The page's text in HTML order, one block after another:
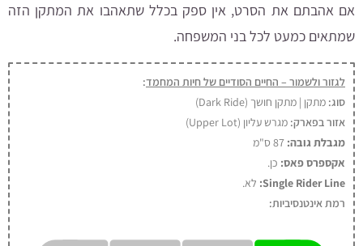
אם אהבתם את הסרט, אין ספק בכלל שתאהבו את המתקן הזה
שמתאים כמעט לכל בני המשפחה.
לגזור ולשמור – החיים הסודיים של חיות המחמד:
סוג: מתקן | מתקן חושך (Dark Ride)
אזור בפארק: מגרש עליון (Upper Lot)
מגבלת גובה: 87 ס"מ
אקספרס פאס: כן.
Single Rider Line: לא.
רמת אינטנסיביות: